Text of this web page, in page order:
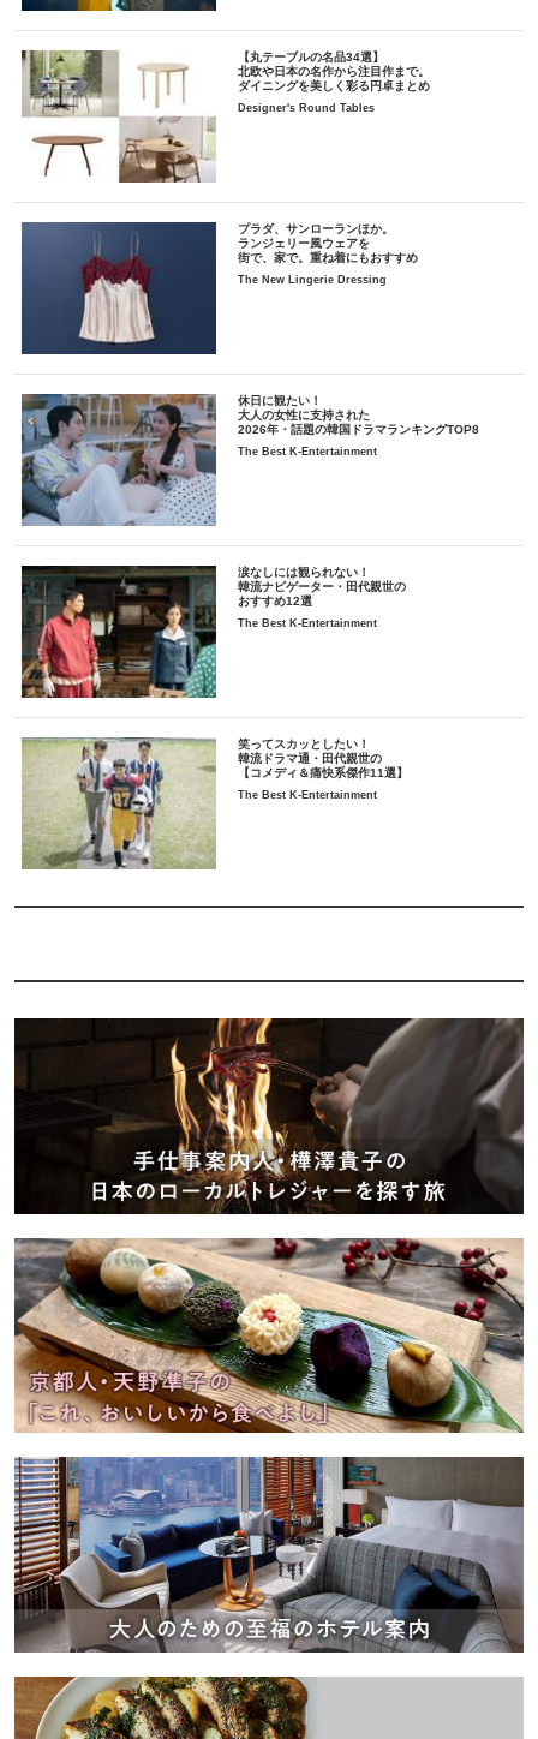
【丸テーブルの名品34選】
北欧や日本の名作から注目作まで。
ダイニングを美しく彩る円卓まとめ
Designer's Round Tables
プラダ、サンローランほか。
ランジェリー風ウェアを
街で、家で。重ね着にもおすすめ
The New Lingerie Dressing
休日に観たい！
大人の女性に支持された
2026年・話題の韓国ドラマランキングTOP8
The Best K-Entertainment
涙なしには観られない！
韓流ナビゲーター・田代親世の
おすすめ12選
The Best K-Entertainment
笑ってスカッとしたい！
韓流ドラマ通・田代親世の
【コメディ＆痛快系傑作11選】
The Best K-Entertainment